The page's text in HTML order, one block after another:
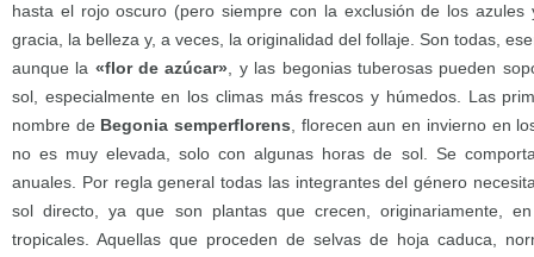
hasta el rojo oscuro (pero siempre con la exclusión de los
gracia, la belleza y, a veces, la originalidad del follaje. Son todas,
aunque la «flor de azúcar» , y las begonias tuberosas pueden
sol, especialmente en los climas más frescos y húmedos. Las
nombre de Begonia semperflorens , florecen aun en invierno en
no es muy elevada, solo con algunas horas de sol. Se
anuales. Por regla general todas las integrantes del género
sol directo, ya que son plantas que crecen, originariamente,
tropicales. Aquellas que proceden de selvas de hoja caduca,